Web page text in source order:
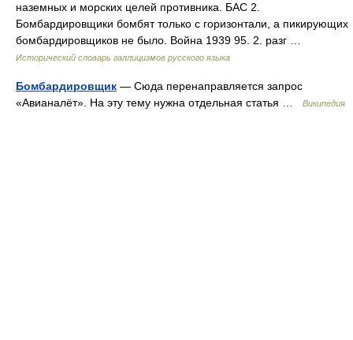
наземных и морских целей противника. БАС 2.
Бомбардировщики бомбят только с горизонтали, а пикирующих
бомбардировщиков не было. Война 1939 95. 2. разг …
Исторический словарь галлицизмов русского языка
Бомбардировщик — Сюда перенаправляется запрос
«Авианалёт». На эту тему нужна отдельная статья …
Википедия